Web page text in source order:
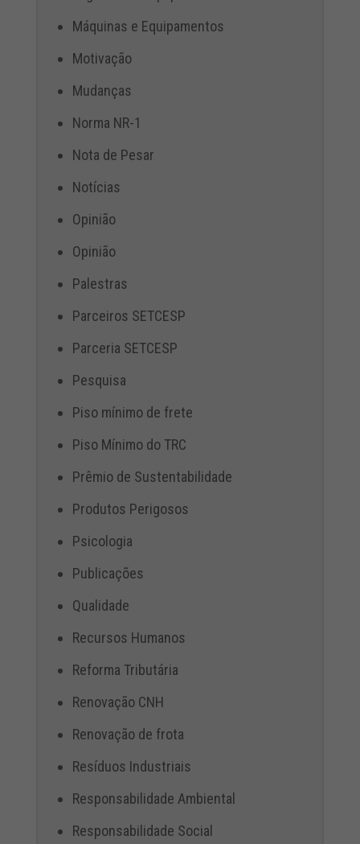
Máquinas e Equipamentos
Motivação
Mudanças
Norma NR-1
Nota de Pesar
Notícias
Opinião
Opinião
Palestras
Parceiros SETCESP
Parceria SETCESP
Pesquisa
Piso mínimo de frete
Piso Mínimo do TRC
Prêmio de Sustentabilidade
Produtos Perigosos
Psicologia
Publicações
Qualidade
Recursos Humanos
Reforma Tributária
Renovação CNH
Renovação de frota
Resíduos Industriais
Responsabilidade Ambiental
Responsabilidade Social